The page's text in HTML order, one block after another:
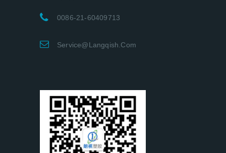
0086-21-60409713
Service@langqish.com